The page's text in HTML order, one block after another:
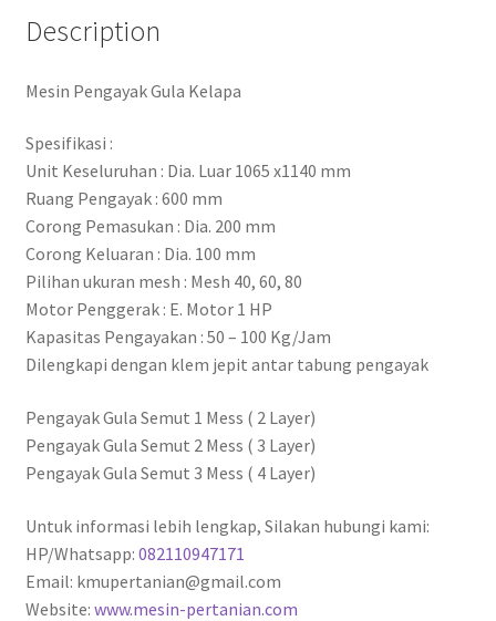
Description
Mesin Pengayak Gula Kelapa
Spesifikasi :
Unit Keseluruhan : Dia. Luar 1065 x1140 mm
Ruang Pengayak : 600 mm
Corong Pemasukan : Dia. 200 mm
Corong Keluaran : Dia. 100 mm
Pilihan ukuran mesh : Mesh 40, 60, 80
Motor Penggerak : E. Motor 1 HP
Kapasitas Pengayakan : 50 – 100 Kg/Jam
Dilengkapi dengan klem jepit antar tabung pengayak
Pengayak Gula Semut 1 Mess ( 2 Layer)
Pengayak Gula Semut 2 Mess ( 3 Layer)
Pengayak Gula Semut 3 Mess ( 4 Layer)
Untuk informasi lebih lengkap, Silakan hubungi kami:
HP/Whatsapp: 082110947171
Email: kmupertanian@gmail.com
Website: www.mesin-pertanian.com